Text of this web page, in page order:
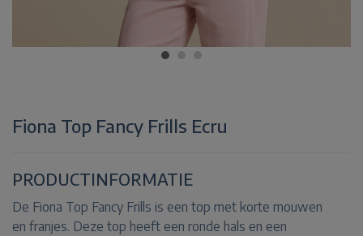
Fiona Top Fancy Frills Ecru
PRODUCTINFORMATIE
De Fiona Top Fancy Frills is een top met korte mouwen
en franjes. Deze top heeft een ronde hals en een